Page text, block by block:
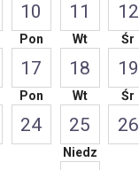
10 11 12
Pon
17
Wt
18
Śr
19
Pon
24
Wt
25
Śr
26
Niedz